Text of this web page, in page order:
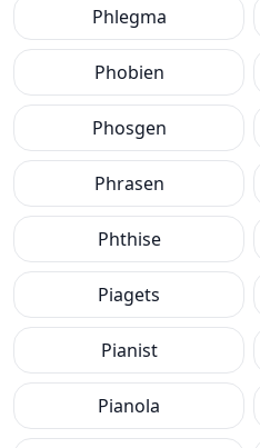
Phlegma
Phobien
Phosgen
Phrasen
Phthise
Piagets
Pianist
Pianola